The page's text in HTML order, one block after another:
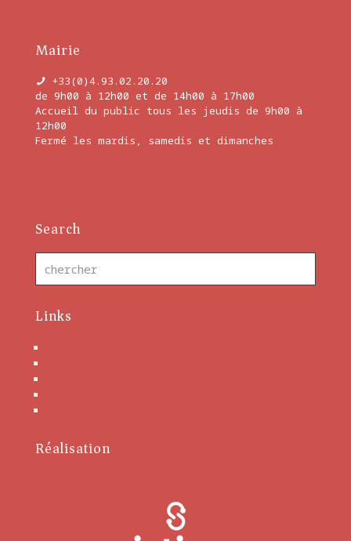
Mairie
+33(0)4.93.02.20.20
de 9h00 à 12h00 et de 14h00 à 17h00
Accueil du public tous les jeudis de 9h00 à
12h00
Fermé les mardis, samedis et dimanches
Search
Links
Réalisation